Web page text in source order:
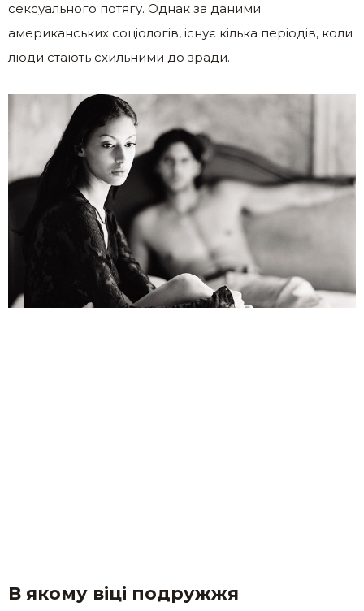
сексуального потягу. Однак за даними
американських соціологів, існує кілька періодів, коли
люди стають схильними до зради.
В якому віці подружжя